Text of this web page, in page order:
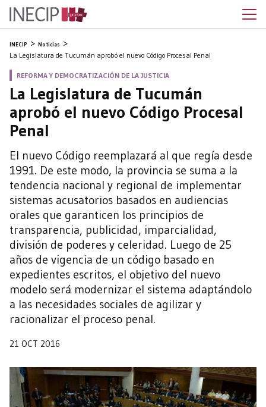
INECIP Noticias
La Legislatura de Tucumán aprobó el nuevo Código Procesal Penal
REFORMA Y DEMOCRATIZACIÓN DE LA JUSTICIA
La Legislatura de Tucumán
aprobó el nuevo Código Procesal
Penal
El nuevo Código reemplazará al que regía desde
1991. De este modo, la provincia se suma a la
tendencia nacional y regional de implementar
sistemas acusatorios basados en audiencias
orales que garanticen los principios de
transparencia, publicidad, imparcialidad,
división de poderes y celeridad. Luego de 25
años de vigencia de un código basado en
expedientes escritos, el objetivo del nuevo
modelo será modernizar el sistema adaptándolo
a las necesidades sociales de agilizar y
racionalizar el proceso penal.
21 OCT 2016